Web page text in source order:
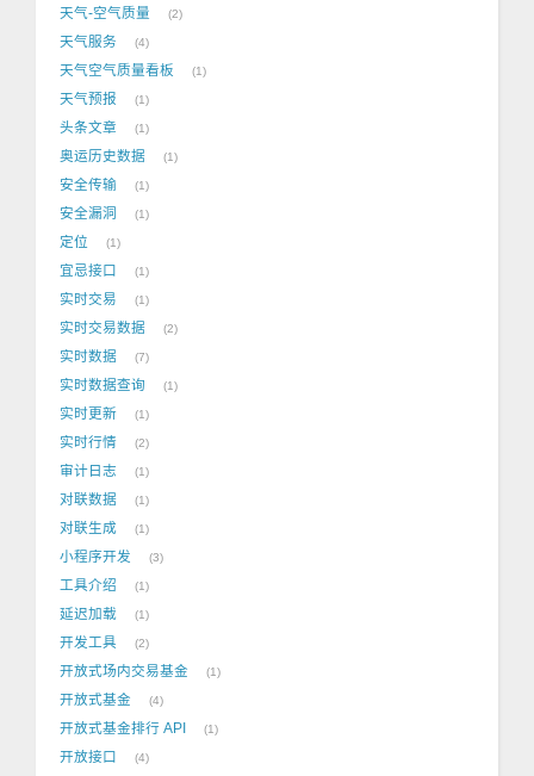
天气-空气质量 2
天气服务 4
天气空气质量看板 1
天气预报 1
头条文章 1
奥运历史数据 1
安全传输 1
安全漏洞 1
定位 1
宜忌接口 1
实时交易 1
实时交易数据 2
实时数据 7
实时数据查询 1
实时更新 1
实时行情 2
审计日志 1
对联数据 1
对联生成 1
小程序开发 3
工具介绍 1
延迟加载 1
开发工具 2
开放式场内交易基金 1
开放式基金 4
开放式基金排行 API 1
开放接口 4